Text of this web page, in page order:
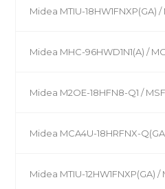
Midea MTIU-18HW1FNXP(GA)
Midea MHC-96HWD1N1(A) /
Midea M2OE-18HFN8-Q1 /
Midea MCA4U-18HRFNX-
Midea MTIU-12HW1FNXP(GA)